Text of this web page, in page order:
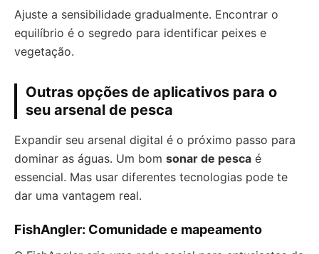
Ajuste a sensibilidade gradualmente. Encontrar o
equilíbrio é o segredo para identificar peixes e
vegetação.
Outras opções de aplicativos para o
seu arsenal de pesca
Expandir seu arsenal digital é o próximo passo para
dominar as águas. Um bom sonar de pesca é
essencial. Mas usar diferentes tecnologias pode te
dar uma vantagem real.
FishAngler: Comunidade e mapeamento